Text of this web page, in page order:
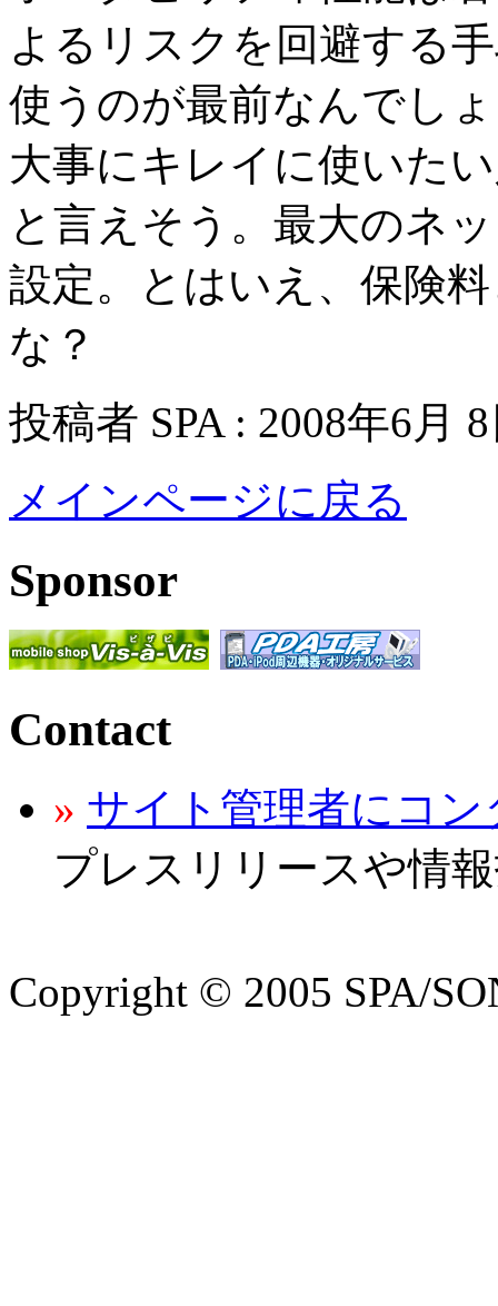
よるリスクを回避する
使うのが最前なんでし
大事にキレイに使いた
と言えそう。最大のネ
設定。とはいえ、保険
な？
投稿者 SPA : 2008年6月
メインページに戻る
Sponsor
Contact
» サイト管理者にコン
プレスリリースや情
Copyright © 2005 SPA/